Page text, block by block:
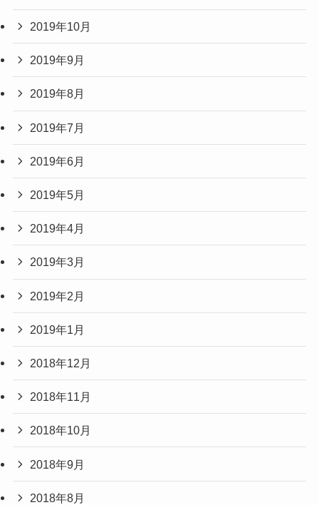
2019年10月
2019年9月
2019年8月
2019年7月
2019年6月
2019年5月
2019年4月
2019年3月
2019年2月
2019年1月
2018年12月
2018年11月
2018年10月
2018年9月
2018年8月